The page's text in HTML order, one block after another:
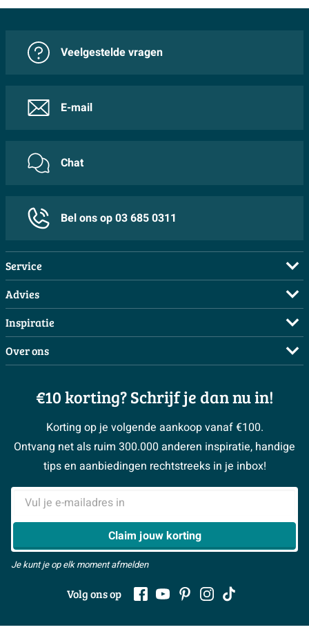
Veelgestelde vragen
E-mail
Chat
Bel ons op 03 685 0311
Service
Veelgestelde vragen
Bestellen
Betalen
Bezorgen / afhalen
Garantie / klachten
Reviewbeleid
> Naar de klantenservice
Advies
Maak een afspraak
Doe de offerte check
3D tekening maken
Klustips
Klusadvies
> Alle adviesmogelijkheden
Inspiratie
Complete badkamers
Complete toiletruimtes
Moodboards
Magazine
#MySawiday
> Naar inspiratie
Over ons
Over Sawiday
Vacatures
Sawiday PRO
BeCommerce
Samenwerken
> Alles over showrooms
€10 korting? Schrijf je dan nu in!
Korting op je volgende aankoop vanaf €100.
Ontvang net als ruim 300.000 anderen inspiratie, handige
tips en aanbiedingen rechtstreeks in je inbox!
E-mailadres
Claim jouw korting
Je kunt je op elk moment afmelden
Volg ons op